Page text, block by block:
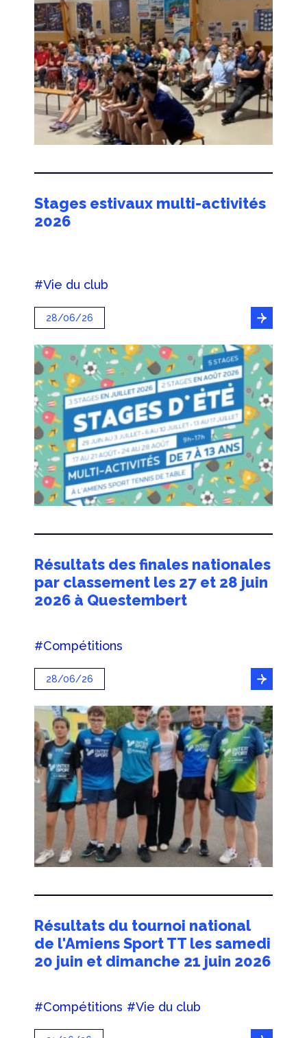
Stages estivaux multi-activités
2026
#Vie du club
28/06/26
Résultats des finales nationales
par classement les 27 et 28 juin
2026 à Questembert
#Compétitions
28/06/26
Résultats du tournoi national
de l'Amiens Sport TT les samedi
20 juin et dimanche 21 juin 2026
#Compétitions #Vie du club